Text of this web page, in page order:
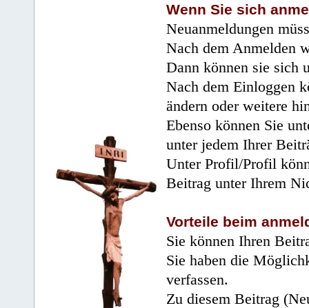
Wenn Sie sich
Neuanmeldungen
Nach dem Anmelden
Dann können sie sich
Nach dem Einloggen
ändern oder weitere
Ebenso können Sie
unter jedem Ihrer
Unter Profil/Profil
Beitrag unter Ihrem
Vorteile beim
Sie können Ihren
Sie haben die
verfassen.
Zu diesem Beitrag